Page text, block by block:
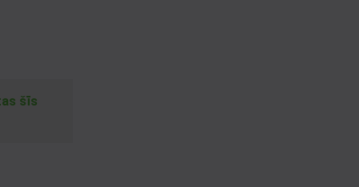
šīs